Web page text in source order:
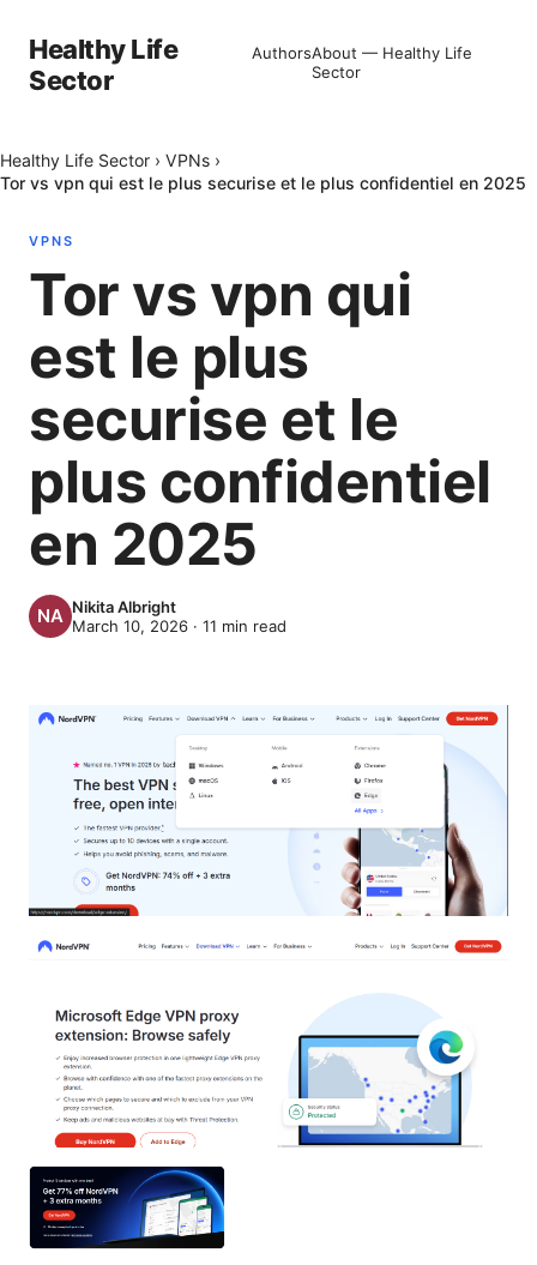
Healthy Life
Sector
AuthorsAbout — Healthy Life
Sector
Healthy Life Sector › VPNs ›
Tor vs vpn qui est le plus securise et le plus confidentiel en 2025
VPNS
Tor vs vpn qui
est le plus
securise et le
plus confidentiel
en 2025
Nikita Albright
March 10, 2026 · 11 min read